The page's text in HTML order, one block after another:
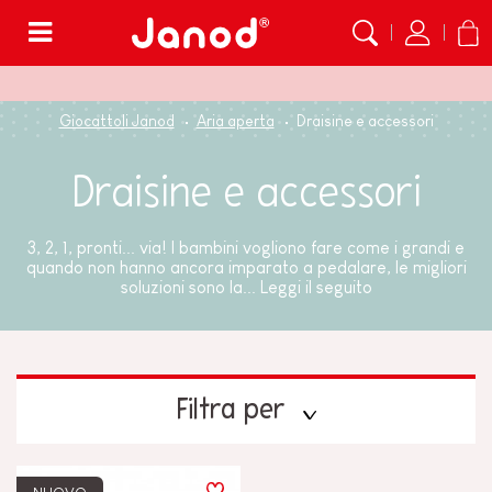
Giocattoli Janod Aria aperta Draisine e accessori
Draisine e accessori
3, 2, 1, pronti... via! I bambini vogliono fare come i grandi e
quando non hanno ancora imparato a pedalare, le migliori
soluzioni sono la...
Leggi il seguito
Filtra per